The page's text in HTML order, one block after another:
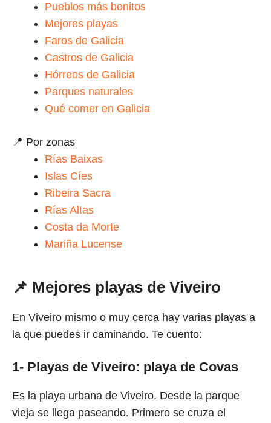
Pueblos más bonitos
Mejores playas
Faros de Galicia
Castros de Galicia
Hórreos de Galicia
Parques naturales
Qué comer en Galicia
📍 Por zonas
Rías Baixas
Islas Cíes
Ribeira Sacra
Rías Altas
Costa da Morte
Mariña Lucense
📌 Mejores playas de Viveiro
En Viveiro mismo o muy cerca hay varias playas a
la que puedes ir caminando. Te cuento:
1- Playas de Viveiro: playa de Covas
Es la playa urbana de Viveiro. Desde la parque
vieja se llega paseando. Primero se cruza el